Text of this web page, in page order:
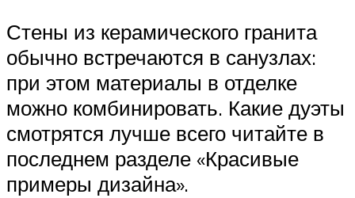
Стены из керамического гранита
обычно встречаются в санузлах:
при этом материалы в отделке
можно комбинировать. Какие дуэты
смотрятся лучше всего читайте в
последнем разделе «Красивые
примеры дизайна».